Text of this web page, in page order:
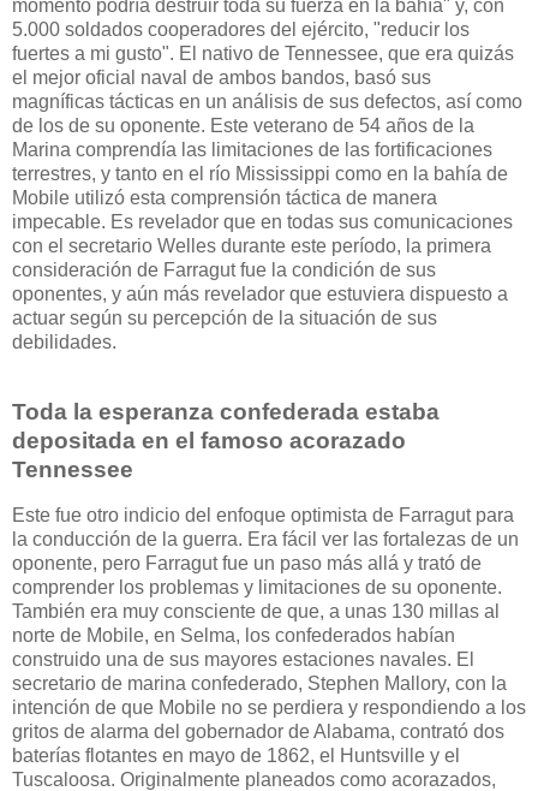
momento podría destruir toda su fuerza en la bahía" y, con
5.000 soldados cooperadores del ejército, "reducir los
fuertes a mi gusto". El nativo de Tennessee, que era quizás
el mejor oficial naval de ambos bandos, basó sus
magníficas tácticas en un análisis de sus defectos, así como
de los de su oponente. Este veterano de 54 años de la
Marina comprendía las limitaciones de las fortificaciones
terrestres, y tanto en el río Mississippi como en la bahía de
Mobile utilizó esta comprensión táctica de manera
impecable. Es revelador que en todas sus comunicaciones
con el secretario Welles durante este período, la primera
consideración de Farragut fue la condición de sus
oponentes, y aún más revelador que estuviera dispuesto a
actuar según su percepción de la situación de sus
debilidades.
Toda la esperanza confederada estaba
depositada en el famoso acorazado
Tennessee
Este fue otro indicio del enfoque optimista de Farragut para
la conducción de la guerra. Era fácil ver las fortalezas de un
oponente, pero Farragut fue un paso más allá y trató de
comprender los problemas y limitaciones de su oponente.
También era muy consciente de que, a unas 130 millas al
norte de Mobile, en Selma, los confederados habían
construido una de sus mayores estaciones navales. El
secretario de marina confederado, Stephen Mallory, con la
intención de que Mobile no se perdiera y respondiendo a los
gritos de alarma del gobernador de Alabama, contrató dos
baterías flotantes en mayo de 1862, el Huntsville y el
Tuscaloosa. Originalmente planeados como acorazados,